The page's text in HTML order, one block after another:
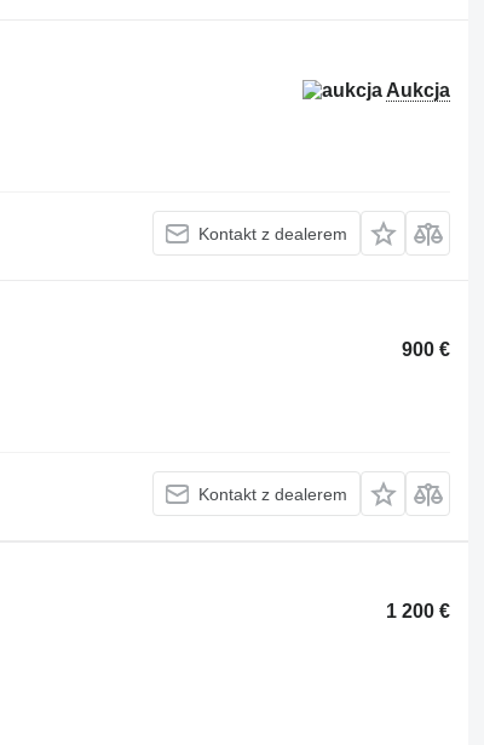
Aukcja
Kontakt z dealerem
900 €
Kontakt z dealerem
1 200 €